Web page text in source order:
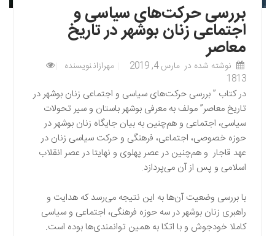
بررسی حرکت‌های سیاسی و
اجتماعی زنان بوشهر در تاریخ
معاصر
نوشته شده در مارس 4, 2019 مهرازاننویسنده
1813
در کتاب ” بررسی حرکت‌های سیاسی و اجتماعی زنان بوشهر در
تاریخ معاصر” مولف به معرفی بوشهر باستان و سیر تحولات
سیاسی، اجتماعی و هم‌چنین به بیان جایگاه زنان بوشهر در
حوزه خصوصی، اجتماعی، فرهنگی و حرکت سیاسی زنان در
عهد قاجار و هم‌چنین در عصر پهلوی و نهایتا در عصر انقلاب
اسلامی و پس از آن می‌پردازد.
با بررسی وضعیت آن‌ها به این نتیجه می‌رسد که هدایت و
راهبری زنان بوشهر در سه حوزه فرهنگی، اجتماعی و سیاسی
کاملا خودجوش و با اتکا به همین توانمندی‌ها بوده است.